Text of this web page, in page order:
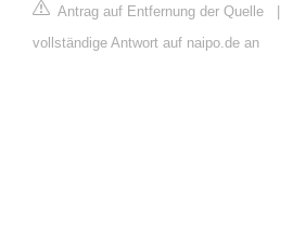
Antrag auf Entfernung der Quelle |
vollständige Antwort auf naipo.de an